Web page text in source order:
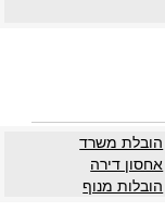
הובלת משרד
אחסון דירה
הובלות מנוף